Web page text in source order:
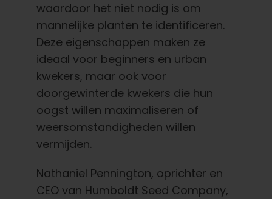
waardoor het niet nodig is om
mannelijke planten te identificeren.
Deze eigenschappen maken ze
ideaal voor beginners en urban
kwekers, maar ook voor
doorgewinterde kwekers die hun
oogst willen maximaliseren of
weersomstandigheden willen
vermijden.
Nathaniel Pennington, oprichter en
CEO van Humboldt Seed Company,